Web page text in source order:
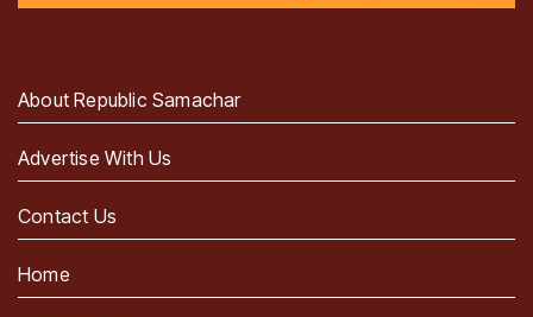
About Republic Samachar
Advertise With Us
Contact Us
Home